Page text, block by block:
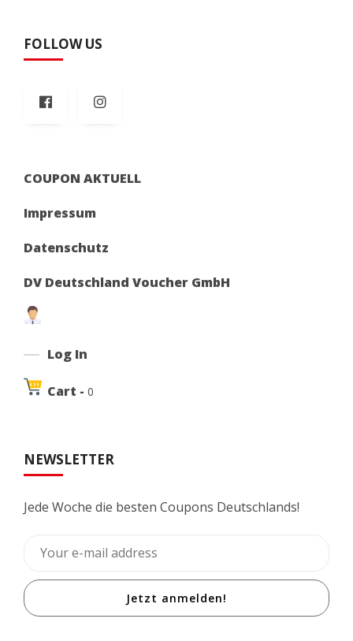
FOLLOW US
COUPON AKTUELL
Impressum
Datenschutz
DV Deutschland Voucher GmbH
Log In
Cart - 0
NEWSLETTER
Jede Woche die besten Coupons Deutschlands!
Jetzt anmelden!